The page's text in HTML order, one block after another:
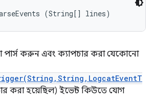
(String[] lines)
করুন এবং ক্যাপচার করা যেকোনো
করা হয়েছিল) ইভেন্ট কিউতে যোগ